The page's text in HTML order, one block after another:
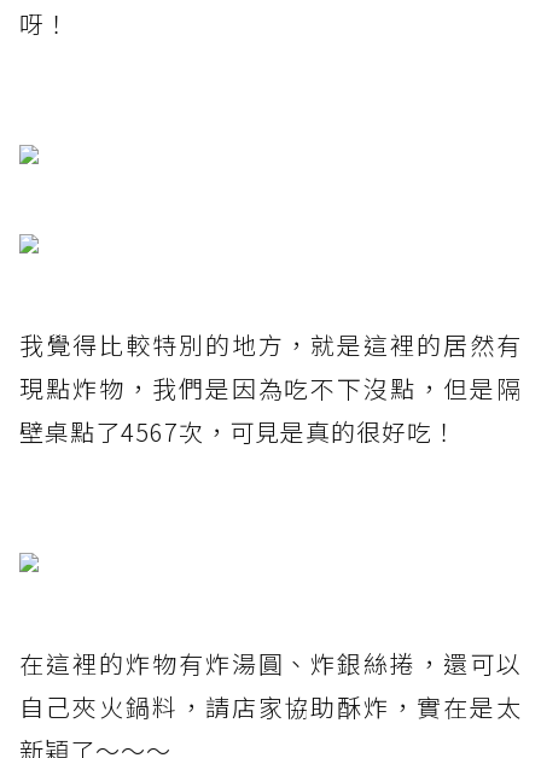
呀！
我覺得比較特別的地方，就是這裡的居然有
現點炸物，我們是因為吃不下沒點，但是隔
壁桌點了4567次，可見是真的很好吃！
在這裡的炸物有炸湯圓、炸銀絲捲，還可以
自己夾火鍋料，請店家協助酥炸，實在是太
新穎了～～～